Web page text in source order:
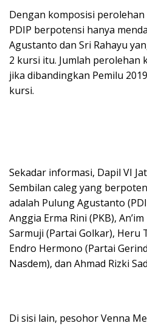
Dengan komposisi
PDIP berpotensi hanya
Agustanto dan Sri Rahayu
2 kursi itu. Jumlah
jika dibandingkan Pemilu
kursi.
Sekadar informasi, Dapil VI
Sembilan caleg yang
adalah Pulung Agustanto
Anggia Erma Rini (PKB),
Sarmuji (Partai Golkar), Heru
Endro Hermono (Partai
Nasdem), dan Ahmad Rizki
Di sisi lain, pesohor Venna